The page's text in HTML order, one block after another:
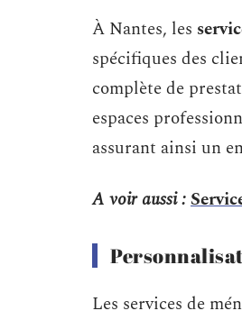
À Nantes, les
spécifiques des
complète de
espaces
assurant ainsi un
A voir aussi :
Les services de